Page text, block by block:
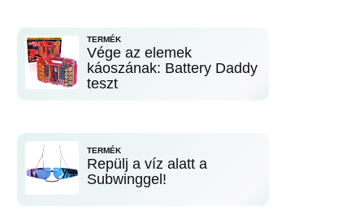
TERMÉK
Vége az elemek
káoszának: Battery Daddy
teszt
TERMÉK
Repülj a víz alatt a
Subwinggel!